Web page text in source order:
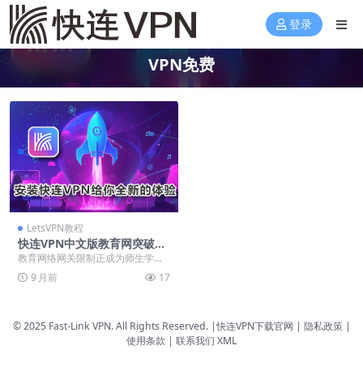
登录
VPN免费
LetsVPN教程
快连VPN中文版教育网突破网
关
教育网络网关限制正成为师生学术
研究的重大障碍，端口封锁、协议
过滤与网站屏蔽严重影...
9 月前 17
© 2025 Fast-Link VPN. All Rights Reserved. |快连VPN下载官网 | 隐私政策 |
使用条款 | 联系我们 XML